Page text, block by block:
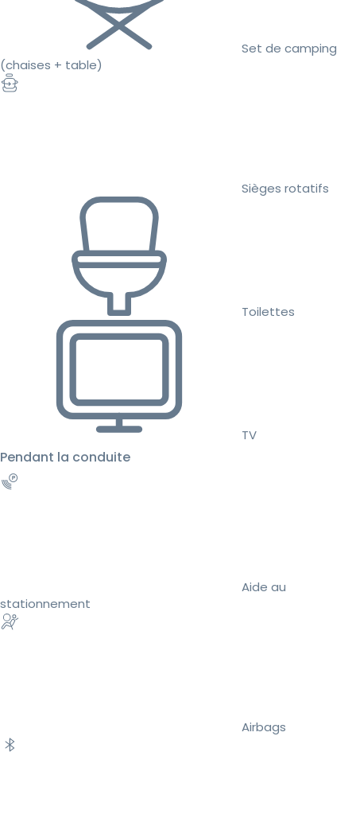
Set de camping
(chaises + table)
Sièges rotatifs
Toilettes
TV
Pendant la conduite
Aide au
stationnement
Airbags